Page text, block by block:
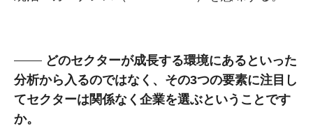
どのセクターが成長する環境にあるといった
分析から入るのではなく、その3つの要素に注目し
てセクターは関係なく企業を選ぶということです
か。